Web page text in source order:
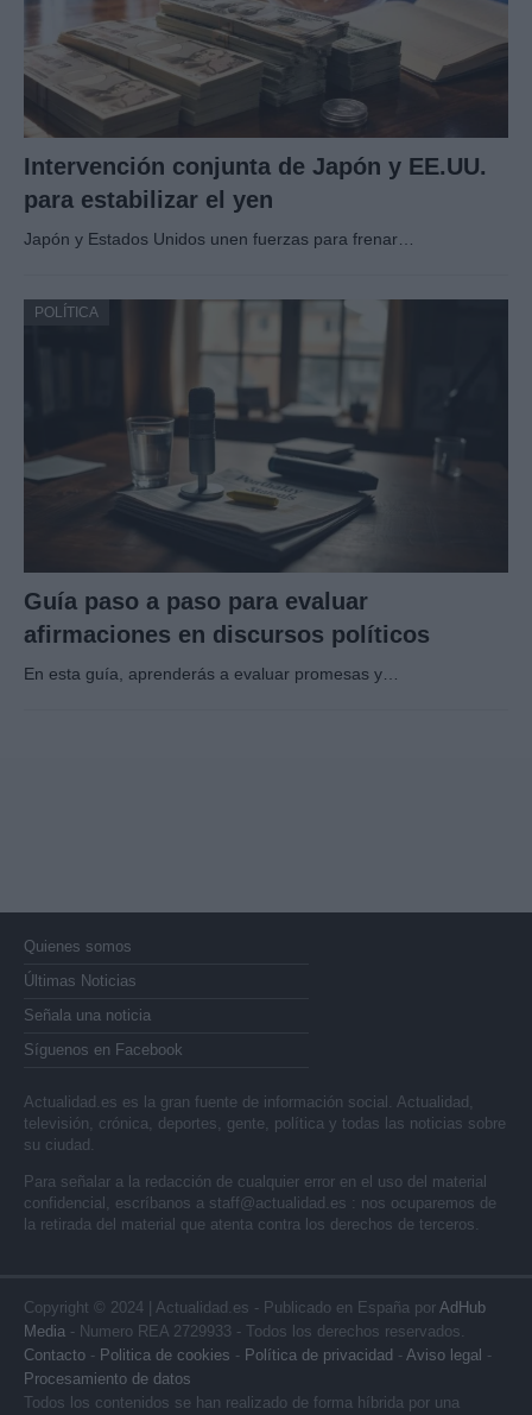
Intervención conjunta de Japón y EE.UU.
para estabilizar el yen
Japón y Estados Unidos unen fuerzas para frenar…
POLÍTICA
Guía paso a paso para evaluar
afirmaciones en discursos políticos
En esta guía, aprenderás a evaluar promesas y…
Quienes somos
Últimas Noticias
Señala una noticia
Síguenos en Facebook
Actualidad.es es la gran fuente de información social. Actualidad,
televisión, crónica, deportes, gente, política y todas las noticias sobre
su ciudad.
Para señalar a la redacción de cualquier error en el uso del material
confidencial, escríbanos a staff@actualidad.es : nos ocuparemos de
la retirada del material que atenta contra los derechos de terceros.
Copyright © 2024 | Actualidad.es - Publicado en España por AdHub
Media - Numero REA 2729933 - Todos los derechos reservados.
Contacto - Politica de cookies - Política de privacidad - Aviso legal -
Procesamiento de datos
Todos los contenidos se han realizado de forma híbrida por una